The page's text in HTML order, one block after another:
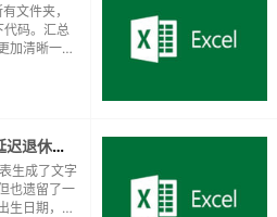
文件夹，
码。汇总
加清晰一
在EXCEL中根据出生年龄计算延迟退休的尝试
生成了文字
也遗留了一
生日期，来